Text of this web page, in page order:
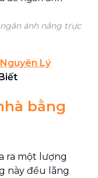
ánh nắng trực
Nguyên Lý
bằng
ra một lượng
này đều lãng